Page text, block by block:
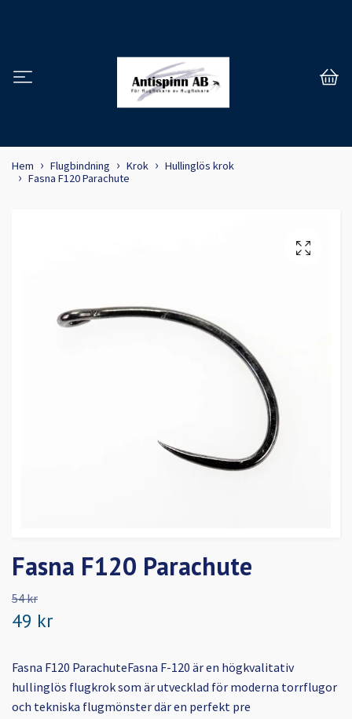
Hem Flugbindning Krok
Hullinglös krok
Fasna F120 Parachute
Fasna F120 Parachute
54 kr
49 kr
Fasna F120 ParachuteFasna F-120 är en högkvalitativ
hullinglös flugkrok som är utvecklad för moderna torrflugor
och tekniska flugmönster där en perfekt pre